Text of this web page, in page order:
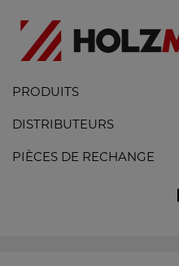
PRODUITS
DISTRIBUTEURS
PIÈCES DE RECHANGE